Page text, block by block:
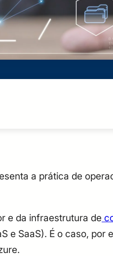
a prática de
e da infraestrutura de
e SaaS). É o caso, por